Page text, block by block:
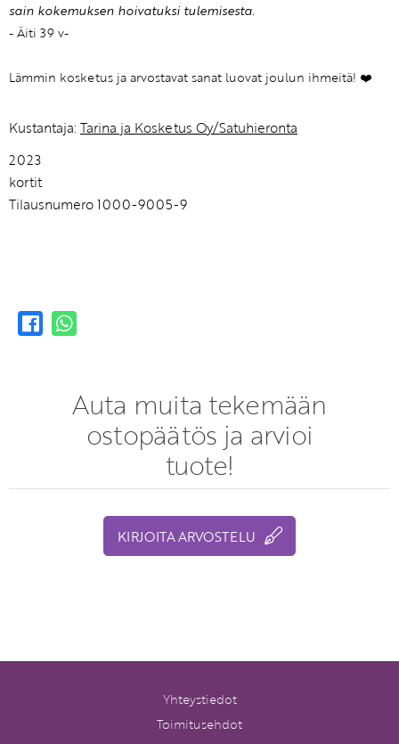
sain kokemuksen hoivatuksi tulemisesta.
- Äiti 39 v-
Lämmin kosketus ja arvostavat sanat luovat joulun ihmeitä! ❤️
Kustantaja: Tarina ja Kosketus Oy/Satuhieronta
2023
kortit
Tilausnumero 1000-9005-9
Auta muita tekemään
ostopäätös ja arvioi
tuote!
KIRJOITA ARVOSTELU
Yhteystiedot
Toimitusehdot